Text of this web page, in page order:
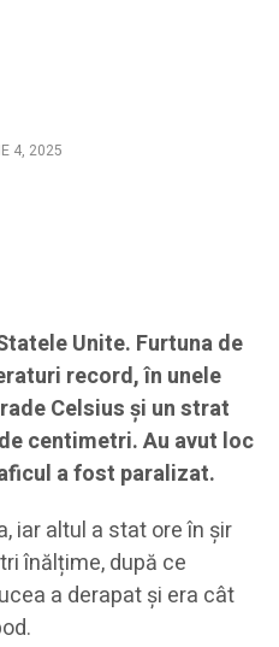
4, 2025
Unite. Furtuna de
record, în unele
Celsius și un strat
centimetri. Au avut loc
a fost paralizat.
iar altul a stat ore în șir
înălțime, după ce
a derapat și era cât